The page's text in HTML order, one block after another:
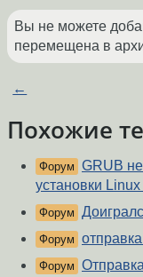
Вы не можете
перемещена в
←
Похожие
Форум GRUB
установки
Форум
Форум
Форум